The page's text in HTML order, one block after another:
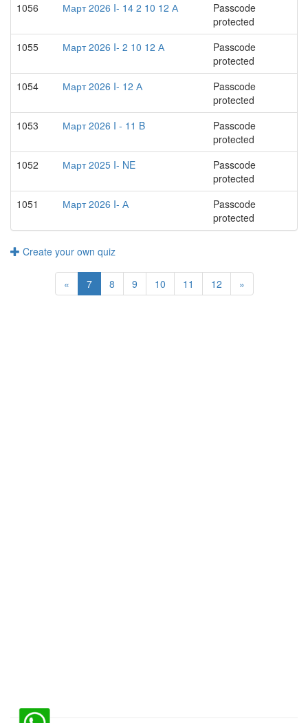
1056
Март 2026 I- 14 2 10 12 А
Passcode
protected
1055
Март 2026 I- 2 10 12 А
Passcode
protected
1054
Март 2026 I- 12 А
Passcode
protected
1053
Март 2026 I - 11 B
Passcode
protected
1052
Март 2025 I- NE
Passcode
protected
1051
Март 2026 I- А
Passcode
protected
Create your own quiz
« 7(current)
8 9 10 11 12 »